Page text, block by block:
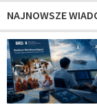
NAJNOWSZE